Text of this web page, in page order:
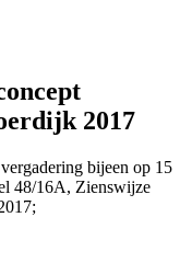
2017
bijeen op 15
48/16A, Zienswijze